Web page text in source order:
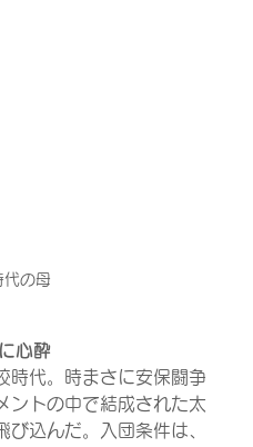
代の母
心酔
代。時まさに安保闘争
ントの中で結成された太
込んだ。入団条件は、